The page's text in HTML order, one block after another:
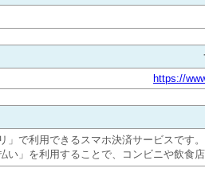
https://
」で利用できるスマホ決済サービスで
い」を利用することで、コンビニや飲食